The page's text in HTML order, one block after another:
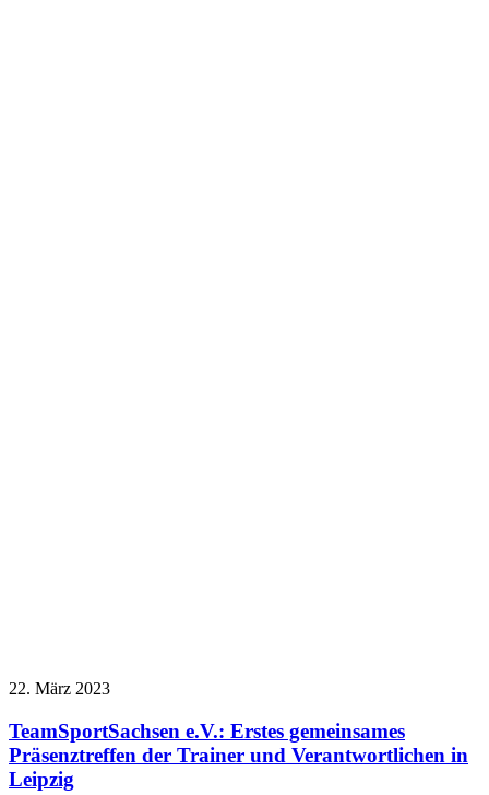
22. März 2023
TeamSportSachsen e.V.: Erstes gemeinsames
Präsenztreffen der Trainer und Verantwortlichen in
Leipzig